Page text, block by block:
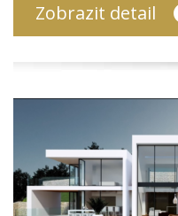
Zobrazit detail